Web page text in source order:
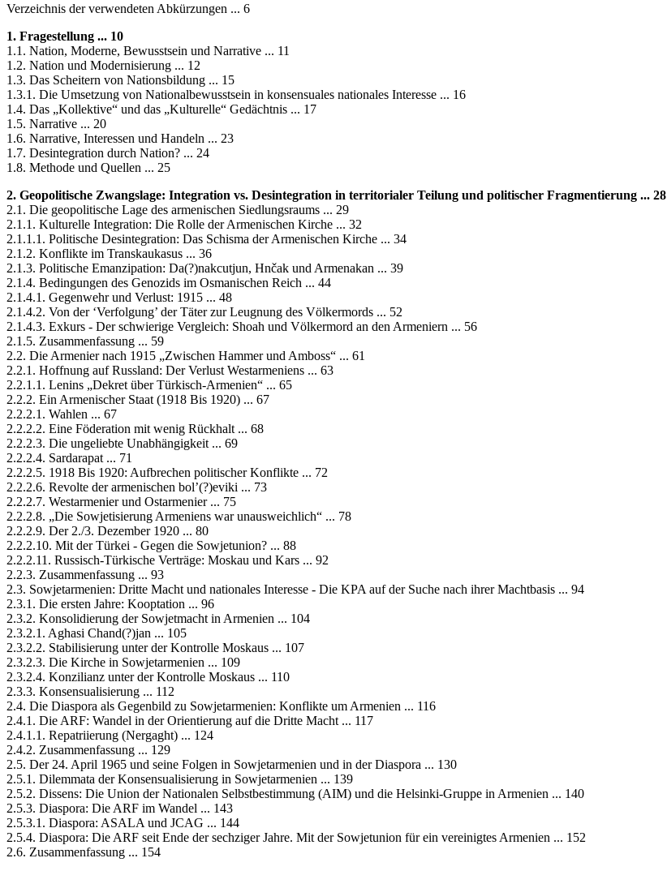
Verzeichnis der verwendeten Abkürzungen ... 6
1. Fragestellung ... 10
1.1. Nation, Moderne, Bewusstsein und Narrative ... 11
1.2. Nation und Modernisierung ... 12
1.3. Das Scheitern von Nationsbildung ... 15
1.3.1. Die Umsetzung von Nationalbewusstsein in konsensuales nationales Interesse ... 16
1.4. Das „Kollektive“ und das „Kulturelle“ Gedächtnis ... 17
1.5. Narrative ... 20
1.6. Narrative, Interessen und Handeln ... 23
1.7. Desintegration durch Nation? ... 24
1.8. Methode und Quellen ... 25
2. Geopolitische Zwangslage: Integration vs. Desintegration in territorialer Teilung und politischer Fragmentierung ... 28
2.1. Die geopolitische Lage des armenischen Siedlungsraums ... 29
2.1.1. Kulturelle Integration: Die Rolle der Armenischen Kirche ... 32
2.1.1.1. Politische Desintegration: Das Schisma der Armenischen Kirche ... 34
2.1.2. Konflikte im Transkaukasus ... 36
2.1.3. Politische Emanzipation: Da(?)nakcutjun, Hnčak und Armenakan ... 39
2.1.4. Bedingungen des Genozids im Osmanischen Reich ... 44
2.1.4.1. Gegenwehr und Verlust: 1915 ... 48
2.1.4.2. Von der ‘Verfolgung’ der Täter zur Leugnung des Völkermords ... 52
2.1.4.3. Exkurs - Der schwierige Vergleich: Shoah und Völkermord an den Armeniern ... 56
2.1.5. Zusammenfassung ... 59
2.2. Die Armenier nach 1915 „Zwischen Hammer und Amboss“ ... 61
2.2.1. Hoffnung auf Russland: Der Verlust Westarmeniens ... 63
2.2.1.1. Lenins „Dekret über Türkisch-Armenien“ ... 65
2.2.2. Ein Armenischer Staat (1918 Bis 1920) ... 67
2.2.2.1. Wahlen ... 67
2.2.2.2. Eine Föderation mit wenig Rückhalt ... 68
2.2.2.3. Die ungeliebte Unabhängigkeit ... 69
2.2.2.4. Sardarapat ... 71
2.2.2.5. 1918 Bis 1920: Aufbrechen politischer Konflikte ... 72
2.2.2.6. Revolte der armenischen bol’(?)eviki ... 73
2.2.2.7. Westarmenier und Ostarmenier ... 75
2.2.2.8. „Die Sowjetisierung Armeniens war unausweichlich“ ... 78
2.2.2.9. Der 2./3. Dezember 1920 ... 80
2.2.2.10. Mit der Türkei - Gegen die Sowjetunion? ... 88
2.2.2.11. Russisch-Türkische Verträge: Moskau und Kars ... 92
2.2.3. Zusammenfassung ... 93
2.3. Sowjetarmenien: Dritte Macht und nationales Interesse - Die KPA auf der Suche nach ihrer Machtbasis ... 94
2.3.1. Die ersten Jahre: Kooptation ... 96
2.3.2. Konsolidierung der Sowjetmacht in Armenien ... 104
2.3.2.1. Aghasi Chand(?)jan ... 105
2.3.2.2. Stabilisierung unter der Kontrolle Moskaus ... 107
2.3.2.3. Die Kirche in Sowjetarmenien ... 109
2.3.2.4. Konzilianz unter der Kontrolle Moskaus ... 110
2.3.3. Konsensualisierung ... 112
2.4. Die Diaspora als Gegenbild zu Sowjetarmenien: Konflikte um Armenien ... 116
2.4.1. Die ARF: Wandel in der Orientierung auf die Dritte Macht ... 117
2.4.1.1. Repatriierung (Nergaght) ... 124
2.4.2. Zusammenfassung ... 129
2.5. Der 24. April 1965 und seine Folgen in Sowjetarmenien und in der Diaspora ... 130
2.5.1. Dilemmata der Konsensualisierung in Sowjetarmenien ... 139
2.5.2. Dissens: Die Union der Nationalen Selbstbestimmung (AIM) und die Helsinki-Gruppe in Armenien ... 140
2.5.3. Diaspora: Die ARF im Wandel ... 143
2.5.3.1. Diaspora: ASALA und JCAG ... 144
2.5.4. Diaspora: Die ARF seit Ende der sechziger Jahre. Mit der Sowjetunion für ein vereinigtes Armenien ... 152
2.6. Zusammenfassung ... 154